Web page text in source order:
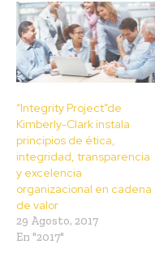
“Integrity Project”de
Kimberly-Clark instala
principios de ética,
integridad, transparencia
y excelencia
organizacional en cadena
de valor
29 Agosto, 2017
En "2017"